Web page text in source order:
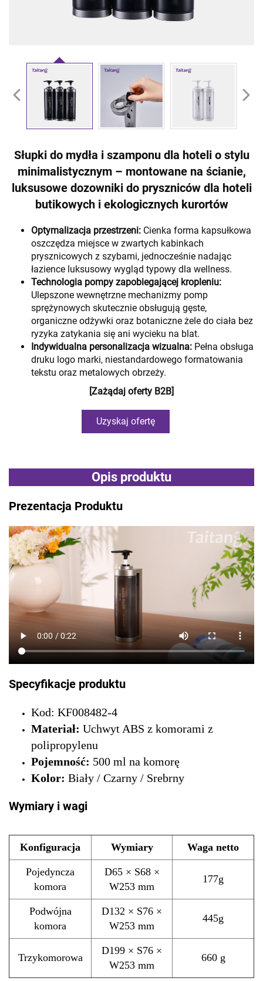
Słupki do mydła i szamponu dla hoteli o stylu
minimalistycznym – montowane na ścianie,
luksusowe dozowniki do pryszniców dla hoteli
butikowych i ekologicznych kurortów
Optymalizacja przestrzeni: Cienka forma kapsułkowa
oszczędza miejsce w zwartych kabinkach
prysznicowych z szybami, jednocześnie nadając
łazience luksusowy wygląd typowy dla wellness.
Technologia pompy zapobiegającej kropleniu:
Ulepszone wewnętrzne mechanizmy pomp
sprężynowych skutecznie obsługują gęste,
organiczne odżywki oraz botaniczne żele do ciała bez
ryzyka zatykania się ani wycieku na blat.
Indywidualna personalizacja wizualna: Pełna obsługa
druku logo marki, niestandardowego formatowania
tekstu oraz metalowych obrzeży.
[Zażądaj oferty B2B]
Uzyskaj ofertę
Opis produktu
Prezentacja Produktu
Specyfikacje produktu
Kod: KF008482-4
Materiał: Uchwyt ABS z komorami z
polipropylenu
Pojemność: 500 ml na komorę
Kolor: Biały / Czarny / Srebrny
Wymiary i wagi
Konfiguracja Wymiary Waga netto
Pojedyncza
komora
D65 × S68 ×
W253 mm
177g
Podwójna
komora
D132 × S76 ×
W253 mm
445g
Trzykomorowa
D199 × S76 ×
W253 mm
660 g